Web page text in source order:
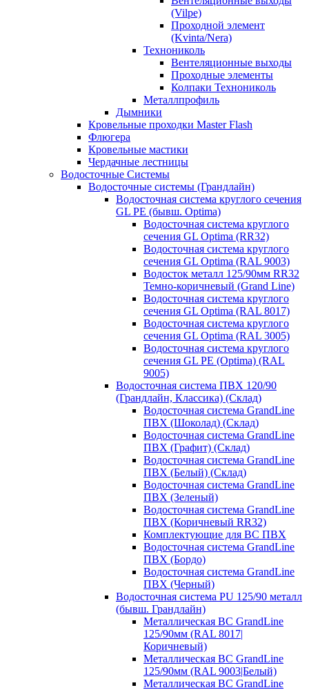
(Vilpe)
Проходной элемент
(Kvinta/Nera)
Технониколь
Вентеляционные выходы
Проходные элементы
Колпаки Технониколь
Металлпрофиль
Дымники
Кровельные проходки Master Flash
Флюгера
Кровельные мастики
Чердачные лестницы
Водосточные Системы
Водосточные системы (Грандлайн)
Водосточная система круглого сечения
GL PE (бывш. Optima)
Водосточная система круглого
сечения GL Optima (RR32)
Водосточная система круглого
сечения GL Optima (RAL 9003)
Водосток металл 125/90мм RR32
Темно-коричневый (Grand Line)
Водосточная система круглого
сечения GL Optima (RAL 8017)
Водосточная система круглого
сечения GL Optima (RAL 3005)
Водосточная система круглого
сечения GL PE (Optima) (RAL
9005)
Водосточная система ПВХ 120/90
(Грандлайн, Классика) (Склад)
Водосточная система GrandLine
ПВХ (Шоколад) (Склад)
Водосточная система GrandLine
ПВХ (Графит) (Склад)
Водосточная система GrandLine
ПВХ (Белый) (Склад)
Водосточная система GrandLine
ПВХ (Зеленый)
Водосточная система GrandLine
ПВХ (Коричневый RR32)
Комплектующие для ВС ПВХ
Водосточная система GrandLine
ПВХ (Бордо)
Водосточная система GrandLine
ПВХ (Черный)
Водосточная система PU 125/90 металл
(бывш. Грандлайн)
Металлическая ВС GrandLine
125/90мм (RAL 8017|
Коричневый)
Металлическая ВС GrandLine
125/90мм (RAL 9003|Белый)
Металлическая ВС GrandLine